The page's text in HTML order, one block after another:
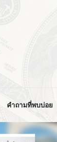
คำถามที่พบบ่อย